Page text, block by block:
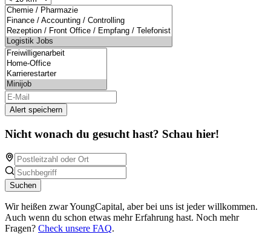
Alert speichern
Nicht wonach du gesucht hast? Schau hier!
Suchen
Wir heißen zwar YoungCapital, aber bei uns ist jeder willkommen.
Auch wenn du schon etwas mehr Erfahrung hast. Noch mehr
Fragen? Check unsere FAQ.